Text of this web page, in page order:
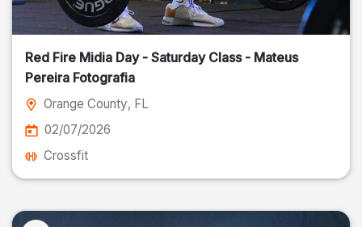
Red Fire Midia Day - Saturday Class - Mateus
Pereira Fotografia
Orange County, FL
02/07/2026
Crossfit